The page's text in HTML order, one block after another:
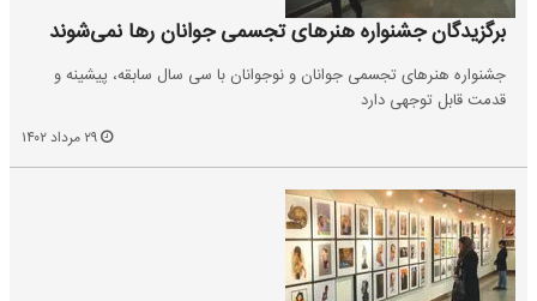
برگزیدگان جشنواره هنرهای تجسمی جوانان رها نمی‌شوند
جشنواره هنرهای تجسمی جوانان و نوجوانان با سی سال سابقه، پیشینه و
قدمت قابل توجهی دارد